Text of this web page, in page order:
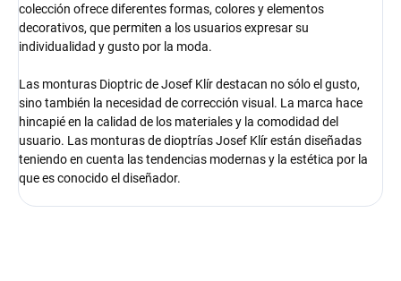
colección ofrece diferentes formas, colores y elementos
decorativos, que permiten a los usuarios expresar su
individualidad y gusto por la moda.
Las monturas Dioptric de Josef Klír destacan no sólo el gusto,
sino también la necesidad de corrección visual. La marca hace
hincapié en la calidad de los materiales y la comodidad del
usuario. Las monturas de dioptrías Josef Klír están diseñadas
teniendo en cuenta las tendencias modernas y la estética por la
que es conocido el diseñador.